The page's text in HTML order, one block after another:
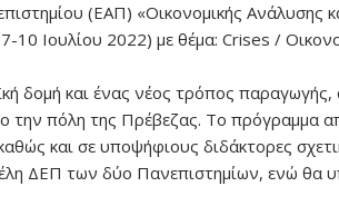
(ΕΑΠ) «Οικονομικής Ανάλυσης
Ιουλίου 2022) με θέμα: Crises /
δομή και ένας νέος τρόπος παραγωγής,
την πόλη της Πρέβεζας. Το πρόγραμμα
και σε υποψήφιους διδάκτορες
ΔΕΠ των δύο Πανεπιστημίων, ενώ θα